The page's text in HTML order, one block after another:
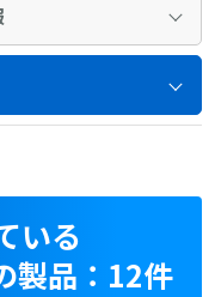
いる
製品：12件